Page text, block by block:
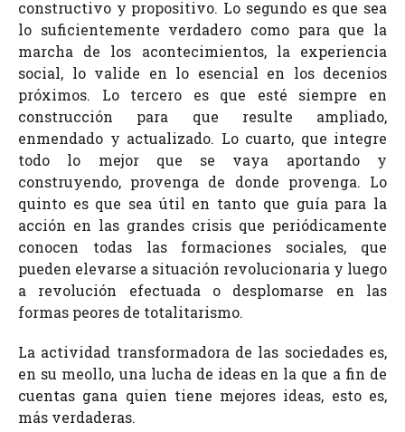
constructivo y propositivo. Lo segundo es que sea
lo suficientemente verdadero como para que la
marcha de los acontecimientos, la experiencia
social, lo valide en lo esencial en los decenios
próximos. Lo tercero es que esté siempre en
construcción para que resulte ampliado,
enmendado y actualizado. Lo cuarto, que integre
todo lo mejor que se vaya aportando y
construyendo, provenga de donde provenga. Lo
quinto es que sea útil en tanto que guía para la
acción en las grandes crisis que periódicamente
conocen todas las formaciones sociales, que
pueden elevarse a situación revolucionaria y luego
a revolución efectuada o desplomarse en las
formas peores de totalitarismo.
La actividad transformadora de las sociedades es,
en su meollo, una lucha de ideas en la que a fin de
cuentas gana quien tiene mejores ideas, esto es,
más verdaderas.